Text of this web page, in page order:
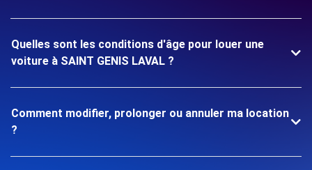
Quelles sont les conditions d'âge pour louer une
voiture à SAINT GENIS LAVAL ?
Comment modifier, prolonger ou annuler ma location
?